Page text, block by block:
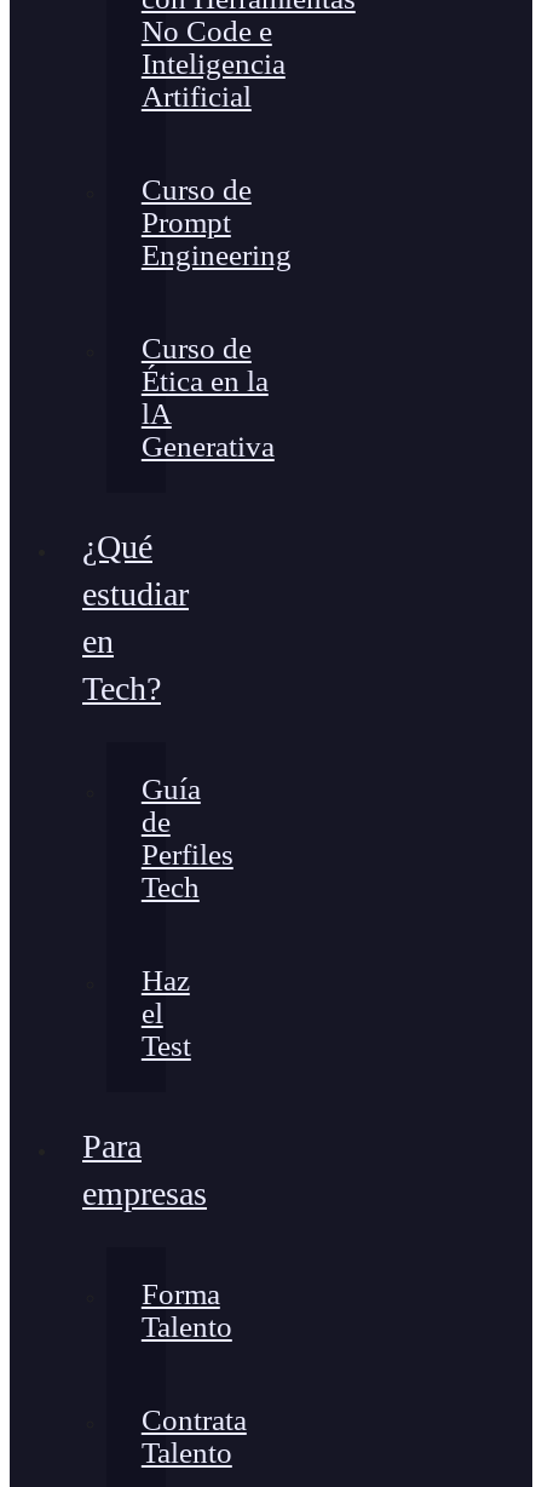
No Code e
Inteligencia
Artificial
Curso de
Prompt
Engineering
Curso de
Ética en la
lA
Generativa
¿Qué
estudiar
en
Tech?
Guía
de
Perfiles
Tech
Haz
el
Test
Para
empresas
Forma
Talento
Contrata
Talento